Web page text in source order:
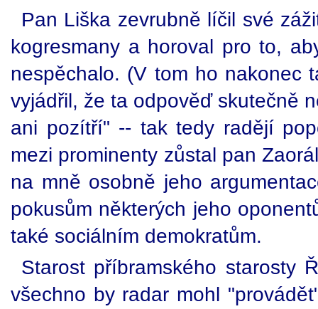
Pan Liška zevrubně líčil své
kogresmany a horoval pro to,
nespěchalo. (V tom ho nakonec
vyjádřil, že ta odpověď skutečně
ani pozítří" -- tak tedy radějí
mezi prominenty zůstal pan
na mně osobně jeho
pokusům některých jeho
také sociálním demokratům.
Starost příbramského starosty
všechno by radar mohl